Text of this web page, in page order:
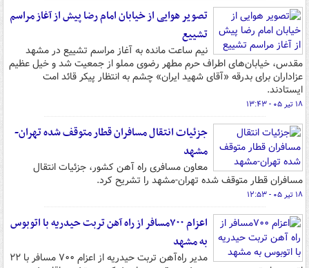
تصویر هوایی از خیابان امام رضا پیش از آغاز مراسم
تشییع
نیم ساعت مانده به آغاز مراسم تشییع در مشهد
مقدس، خیابان‌های اطراف حرم مطهر رضوی مملو از جمعیت شد و خیل عظیم
عزاداران برای بدرقه «آقای شهید ایران» چشم به انتظار پیکر قائد امت
ایستادند.
۱۸ تیر ۰۵ - ۱۳:۴۳
جزئیات انتقال مسافران قطار متوقف شده تهران-
مشهد
معاون مسافری راه آهن کشور، جزئیات انتقال
مسافران قطار متوقف شده تهران-مشهد را تشریح کرد.
۱۸ تیر ۰۵ - ۱۲:۵۳
اعزام ۷۰۰مسافر از راه آهن تربت حیدریه با اتوبوس
به مشهد
مدیر راه‌آهن تربت حیدریه از اعزام ۷۰۰ مسافر با ۲۲